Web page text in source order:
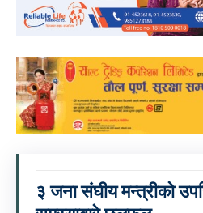
३ जना संघीय मन्त्रीको